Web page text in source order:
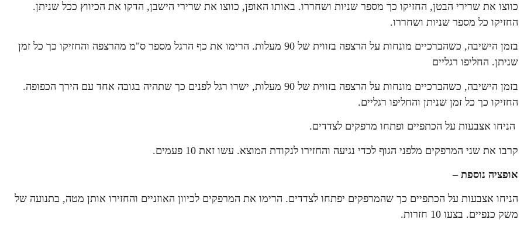
כווצו את שרירי הבטן, החזיקו כך מספר שניות ושחררו. באותו האופן, כווצו את שרירי הישבן, הדקו את הכיווץ ככל שניתן.
החזיקו כל מספר שניות ושחררו.
בזמן הישיבה, כשהברכיים מונחות על הרצפה בזווית של 90 מעלות. הרימו את כף הרגל מספר ס"מ מהרצפה והחזיקו כך כל זמן
שניתן. החליפו רגליים
בזמן הישיבה, כשהברכיים מונחות על הרצפה בזווית של 90 מעלות, ישרו רגל לפנים כך שתהיה בגובה אחד עם הירך הכפופה.
החזיקו כך כל זמן שניתן והחליפו רגליים.
הניחו אצבעות על הכתפיים ופתחו מרפקים לצדדים.
קרבו את שני המרפקים מלפני הגוף לכדי נגיעה והחזירו לנקודת המוצא. עשו זאת 10 פעמים.
אופציה נוספת –
הניחו אצבעות על הכתפיים כך שהמרפקים יפתחו לצדדים. הרימו את המרפקים לכיוון האוזניים והחזירו אותן מטה, בתנועה של
משק כנפיים. בצעו 10 חזרות.